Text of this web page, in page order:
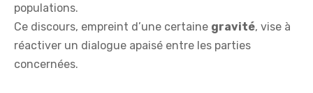
populations.
Ce discours, empreint d’une certaine gravité, vise à
réactiver un dialogue apaisé entre les parties
concernées.